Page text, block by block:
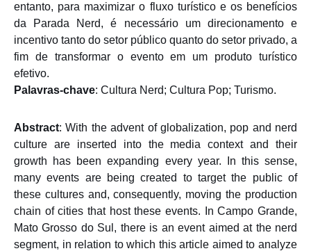
entanto, para maximizar o fluxo turístico e os benefícios
da Parada Nerd, é necessário um direcionamento e
incentivo tanto do setor público quanto do setor privado, a
fim de transformar o evento em um produto turístico
efetivo.
Palavras-chave: Cultura Nerd; Cultura Pop; Turismo.
Abstract: With the advent of globalization, pop and nerd
culture are inserted into the media context and their
growth has been expanding every year. In this sense,
many events are being created to target the public of
these cultures and, consequently, moving the production
chain of cities that host these events. In Campo Grande,
Mato Grosso do Sul, there is an event aimed at the nerd
segment, in relation to which this article aimed to analyze